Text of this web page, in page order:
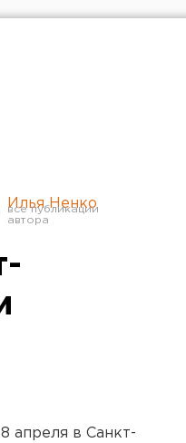
Илья Ненко
апреля в Санкт-